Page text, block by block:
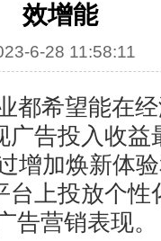
效增能
6-28 11:58:11
都希望能在
广告投入收益
增加焕新体
台上投放个性
告营销表现。